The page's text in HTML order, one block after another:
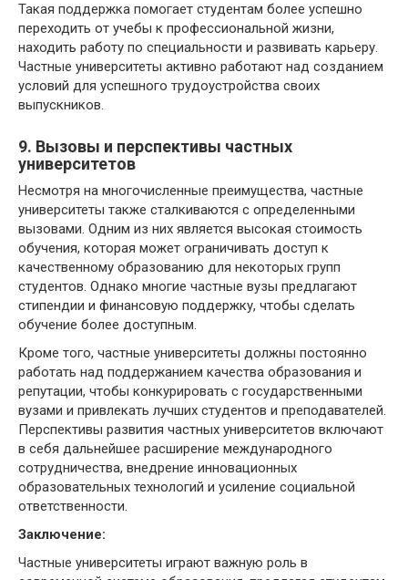
Такая поддержка помогает студентам более успешно
переходить от учебы к профессиональной жизни,
находить работу по специальности и развивать карьеру.
Частные университеты активно работают над созданием
условий для успешного трудоустройства своих
выпускников.
9. Вызовы и перспективы частных
университетов
Несмотря на многочисленные преимущества, частные
университеты также сталкиваются с определенными
вызовами. Одним из них является высокая стоимость
обучения, которая может ограничивать доступ к
качественному образованию для некоторых групп
студентов. Однако многие частные вузы предлагают
стипендии и финансовую поддержку, чтобы сделать
обучение более доступным.
Кроме того, частные университеты должны постоянно
работать над поддержанием качества образования и
репутации, чтобы конкурировать с государственными
вузами и привлекать лучших студентов и преподавателей.
Перспективы развития частных университетов включают
в себя дальнейшее расширение международного
сотрудничества, внедрение инновационных
образовательных технологий и усиление социальной
ответственности.
Заключение:
Частные университеты играют важную роль в